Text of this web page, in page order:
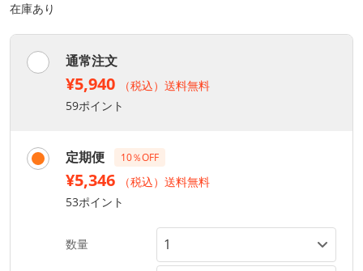
在庫あり
通常注文
¥5,940
（税込）送料無料
59ポイント
定期便 10％OFF
¥5,346
（税込）送料無料
53ポイント
数量